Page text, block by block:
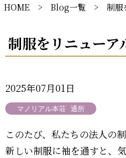
HOME > Blog一覧 > 制服
制服をリニューア
2025年07月01日
マノリアル本荘 通所
このたび、私たちの法人の
新しい制服に袖を通すと、